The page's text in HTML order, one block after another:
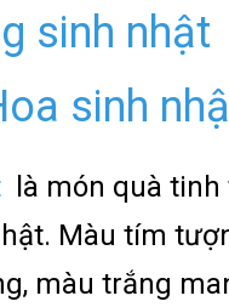
sinh
sinh
là món quà
Màu tím
màu trắng